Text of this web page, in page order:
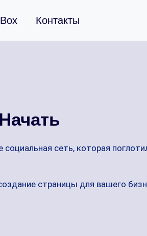
Контакты
сеть, которая
страницы для вашего